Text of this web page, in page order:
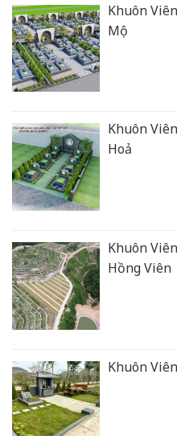
Khuôn
Mộ
Khuôn
Hoả
Khuôn
Hồng Viên
Khuôn